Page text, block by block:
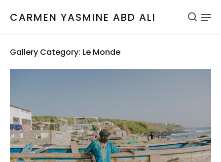
CARMEN YASMINE ABD ALI
Gallery Category: Le Monde